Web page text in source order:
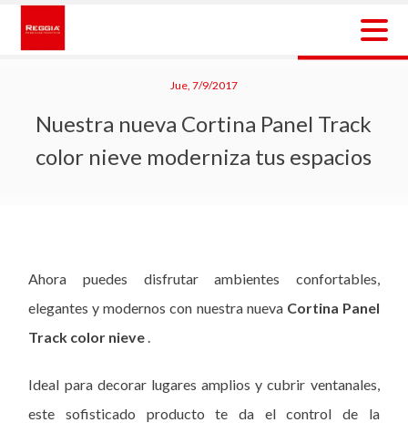
Skip
content
Jue, 7/9/2017
Nuestra nueva Cortina Panel Track
color nieve moderniza tus espacios
Ahora puedes disfrutar ambientes confortables,
elegantes y modernos con nuestra nueva Cortina Panel
Track color nieve .
Ideal para decorar lugares amplios y cubrir ventanales,
este sofisticado producto te da el control de la